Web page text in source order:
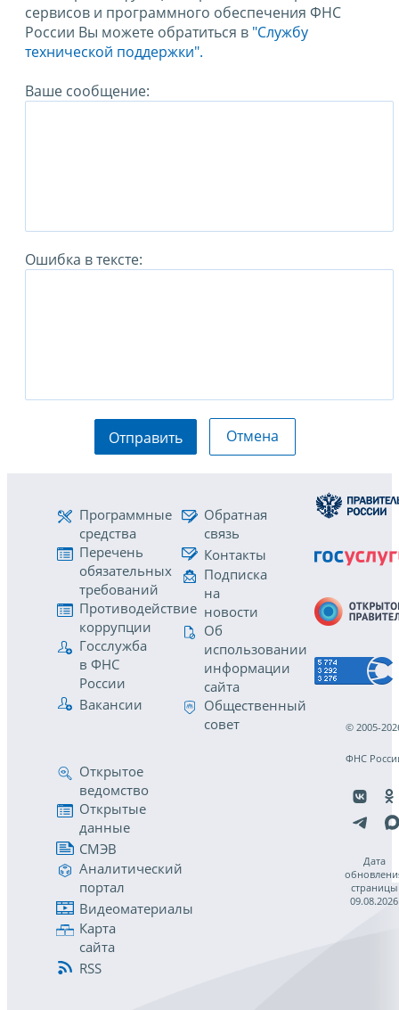
сервисов и программного обеспечения ФНС
России Вы можете обратиться в "Службу
технической поддержки".
Ваше сообщение:
Ошибка в тексте:
Отправить Отмена
Программные
средства
Перечень
обязательных
требований
Противодействие
коррупции
Госслужба
в ФНС
России
Вакансии
Обратная
связь
Контакты
Подписка
на
новости
Об
использовании
информации
сайта
Общественный
совет
Открытое
ведомство
Открытые
данные
СМЭВ
Аналитический
портал
Видеоматериалы
Карта
сайта
RSS
© 2005-
ФНС
Дата
страницы
09.08.2026